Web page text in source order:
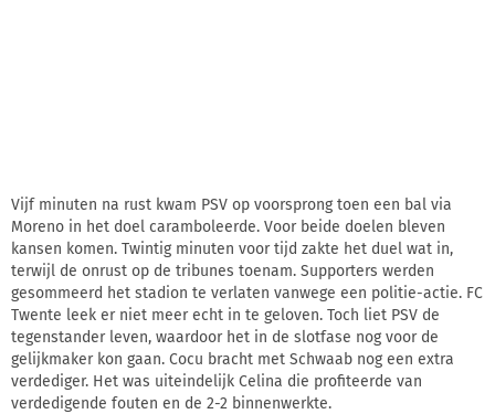
Vijf minuten na rust kwam PSV op voorsprong toen een bal via
Moreno in het doel caramboleerde. Voor beide doelen bleven
kansen komen. Twintig minuten voor tijd zakte het duel wat in,
terwijl de onrust op de tribunes toenam. Supporters werden
gesommeerd het stadion te verlaten vanwege een politie-actie. FC
Twente leek er niet meer echt in te geloven. Toch liet PSV de
tegenstander leven, waardoor het in de slotfase nog voor de
gelijkmaker kon gaan. Cocu bracht met Schwaab nog een extra
verdediger. Het was uiteindelijk Celina die profiteerde van
verdedigende fouten en de 2-2 binnenwerkte.